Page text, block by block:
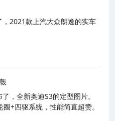
2021款上汽大众朗逸的实车
，全新奥迪S3的定型图片。
+四驱系统，性能简直超赞。